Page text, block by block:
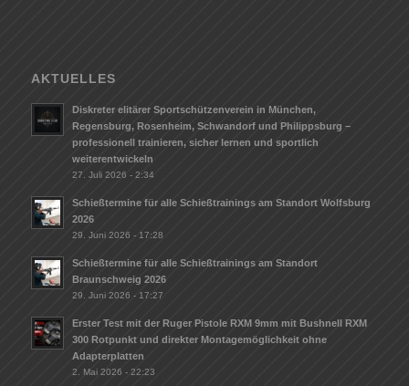
AKTUELLES
Diskreter elitärer Sportschützenverein in München,
Regensburg, Rosenheim, Schwandorf und Philippsburg –
professionell trainieren, sicher lernen und sportlich
weiterentwickeln
27. Juli 2026 - 2:34
Schießtermine für alle Schießtrainings am Standort Wolfsburg
2026
29. Juni 2026 - 17:28
Schießtermine für alle Schießtrainings am Standort
Braunschweig 2026
29. Juni 2026 - 17:27
Erster Test mit der Ruger Pistole RXM 9mm mit Bushnell RXM
300 Rotpunkt und direkter Montagemöglichkeit ohne
Adapterplatten
2. Mai 2026 - 22:23